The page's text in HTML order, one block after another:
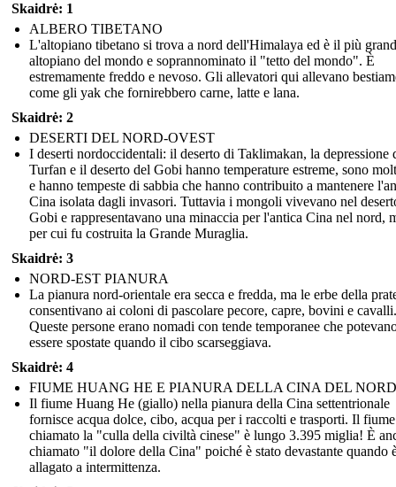
Skaidrė: 1
ALBERO TIBETANO
L'altopiano tibetano si trova a nord dell'Himalaya ed è il più
altopiano del mondo e soprannominato il "tetto del mondo". È
estremamente freddo e nevoso. Gli allevatori qui allevano
come gli yak che fornirebbero carne, latte e lana.
Skaidrė: 2
DESERTI DEL NORD-OVEST
I deserti nordoccidentali: il deserto di Taklimakan, la depressione
Turfan e il deserto del Gobi hanno temperature estreme, sono
e hanno tempeste di sabbia che hanno contribuito a mantenere
Cina isolata dagli invasori. Tuttavia i mongoli vivevano nel
Gobi e rappresentavano una minaccia per l'antica Cina nel nord,
per cui fu costruita la Grande Muraglia.
Skaidrė: 3
NORD-EST PIANURA
La pianura nord-orientale era secca e fredda, ma le erbe della
consentivano ai coloni di pascolare pecore, capre, bovini e cavalli.
Queste persone erano nomadi con tende temporanee che
essere spostate quando il cibo scarseggiava.
Skaidrė: 4
FIUME HUANG HE E PIANURA DELLA CINA DEL NORD
Il fiume Huang He (giallo) nella pianura della Cina settentrionale
fornisce acqua dolce, cibo, acqua per i raccolti e trasporti. Il
chiamato la "culla della civiltà cinese" è lungo 3.395 miglia! È
chiamato "il dolore della Cina" poiché è stato devastante quando
allagato a intermittenza.